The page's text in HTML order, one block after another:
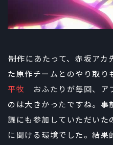
――制作にあたって、赤坂ア
た原作チームとのやり取り
平牧 おふたりが毎回、ア
のは大きかったですね。事
議にも参加していただいた
に聞ける環境でした。結果